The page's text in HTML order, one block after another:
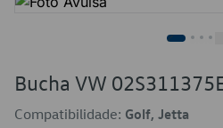
Bucha VW
Compatibilidade: Golf, Jetta